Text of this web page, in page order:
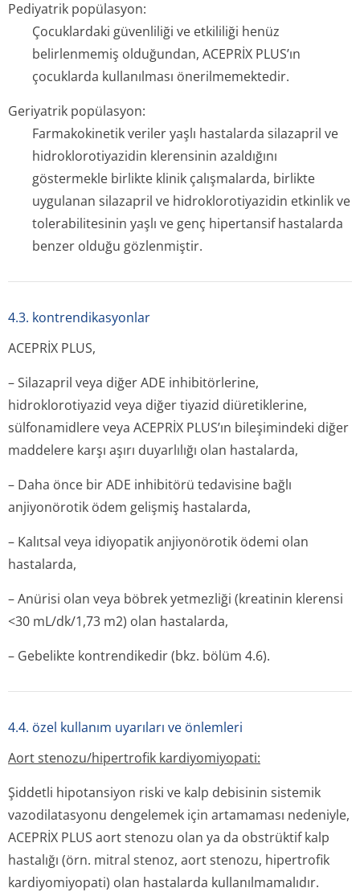
Pediyatrik popülasyon:
Çocuklardaki güvenliliği ve etkililiği henüz
belirlenmemiş olduğundan, ACEPRİX PLUS’ın
çocuklarda kullanılması önerilmemektedir.
Geriyatrik popülasyon:
Farmakokinetik veriler yaşlı hastalarda silazapril ve
hidroklorotiyazidin klerensinin azaldığını
göstermekle birlikte klinik çalışmalarda, birlikte
uygulanan silazapril ve hidroklorotiyazidin etkinlik ve
tolerabilitesinin yaşlı ve genç hipertansif hastalarda
benzer olduğu gözlenmiştir.
4.3. kontrendikasyonlar
ACEPRİX PLUS,
– Silazapril veya diğer ADE inhibitörlerine,
hidroklorotiyazid veya diğer tiyazid diüretiklerine,
sülfonamidlere veya ACEPRİX PLUS’ın bileşimindeki diğer
maddelere karşı aşırı duyarlılığı olan hastalarda,
– Daha önce bir ADE inhibitörü tedavisine bağlı
anjiyonörotik ödem gelişmiş hastalarda,
– Kalıtsal veya idiyopatik anjiyonörotik ödemi olan
hastalarda,
– Anürisi olan veya böbrek yetmezliği (kreatinin klerensi
<30 mL/dk/1,73 m2) olan hastalarda,
– Gebelikte kontrendikedir (bkz. bölüm 4.6).
4.4. özel kullanım uyarıları ve önlemleri
Aort stenozu/hipertrofik kardiyomiyopati:
Şiddetli hipotansiyon riski ve kalp debisinin sistemik
vazodilatasyonu dengelemek için artamaması nedeniyle,
ACEPRİX PLUS aort stenozu olan ya da obstrüktif kalp
hastalığı (örn. mitral stenoz, aort stenozu, hipertrofik
kardiyomiyopati) olan hastalarda kullanılmamalıdır.